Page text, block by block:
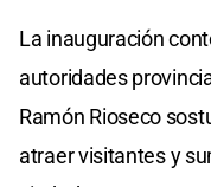
La inauguración
autoridades
Ramón Rioseco
atraer visitantes y